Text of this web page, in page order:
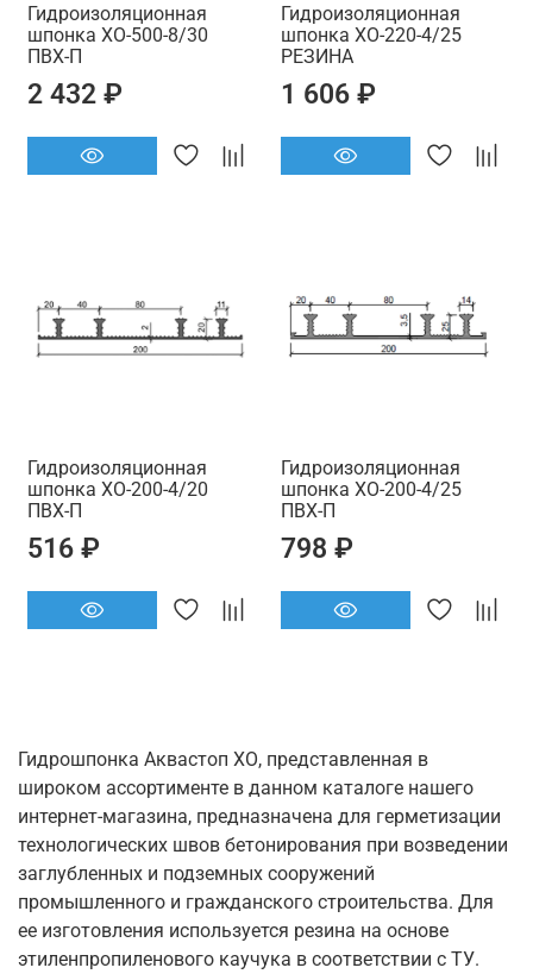
Гидроизоляционная
шпонка ХО-500-8/30
ПВХ-П
2 432 ₽
Гидроизоляционная
шпонка ХО-220-4/25
РЕЗИНА
1 606 ₽
Гидроизоляционная
шпонка ХО-200-4/20
ПВХ-П
516 ₽
Гидроизоляционная
шпонка ХО-200-4/25
ПВХ-П
798 ₽
Гидрошпонка Аквастоп ХО, представленная в
широком ассортименте в данном каталоге нашего
интернет-магазина, предназначена для герметизации
технологических швов бетонирования при возведении
заглубленных и подземных сооружений
промышленного и гражданского строительства. Для
ее изготовления используется резина на основе
этиленпропиленового каучука в соответствии с ТУ.